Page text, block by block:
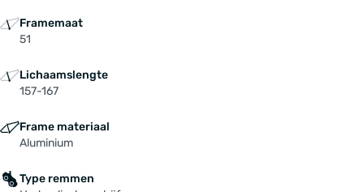
Standaad: ATRAN "Rex HV"
Tandwiel / riemenschijf: SHIMANO 19 T.
Velgen: 622x25, 32 H., Disc, black
Voorbouw: HL, Alu, verstellbar
Voorvork: SUNTOUR "SF20-NEX-DS", 63 mm
Zadelpen: ZOOM "SP-C207", 27,2x350 mm
Framemaat
51
Lichaamslengte
157-167
Frame materiaal
Aluminium
Type remmen